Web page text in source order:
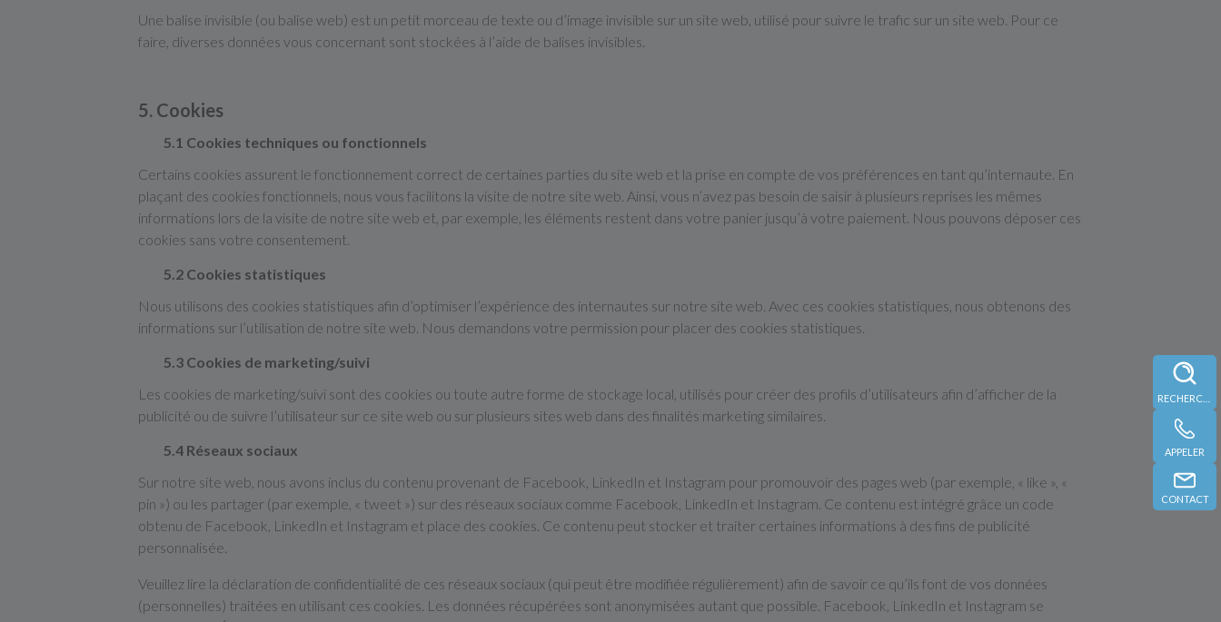
APPELER
CONTACT
Une balise invisible (ou balise web) est un petit morceau de texte ou d’image invisible sur un site web, utilisé pour suivre le trafic sur un site web. Pour ce
faire, diverses données vous concernant sont stockées à l’aide de balises invisibles.
5. Cookies
5.1 Cookies techniques ou fonctionnels
Certains cookies assurent le fonctionnement correct de certaines parties du site web et la prise en compte de vos préférences en tant qu’internaute. En
plaçant des cookies fonctionnels, nous vous facilitons la visite de notre site web. Ainsi, vous n’avez pas besoin de saisir à plusieurs reprises les mêmes
informations lors de la visite de notre site web et, par exemple, les éléments restent dans votre panier jusqu’à votre paiement. Nous pouvons déposer ces
cookies sans votre consentement.
5.2 Cookies statistiques
Nous utilisons des cookies statistiques afin d’optimiser l’expérience des internautes sur notre site web. Avec ces cookies statistiques, nous obtenons des
informations sur l’utilisation de notre site web. Nous demandons votre permission pour placer des cookies statistiques.
5.3 Cookies de marketing/suivi
Les cookies de marketing/suivi sont des cookies ou toute autre forme de stockage local, utilisés pour créer des profils d’utilisateurs afin d’afficher de la
publicité ou de suivre l’utilisateur sur ce site web ou sur plusieurs sites web dans des finalités marketing similaires.
5.4 Réseaux sociaux
Sur notre site web, nous avons inclus du contenu provenant de Facebook, LinkedIn et Instagram pour promouvoir des pages web (par exemple, « like », «
pin ») ou les partager (par exemple, « tweet ») sur des réseaux sociaux comme Facebook, LinkedIn et Instagram. Ce contenu est intégré grâce un code
obtenu de Facebook, LinkedIn et Instagram et place des cookies. Ce contenu peut stocker et traiter certaines informations à des fins de publicité
personnalisée.
Veuillez lire la déclaration de confidentialité de ces réseaux sociaux (qui peut être modifiée régulièrement) afin de savoir ce qu’ils font de vos données
(personnelles) traitées en utilisant ces cookies. Les données récupérées sont anonymisées autant que possible. Facebook, LinkedIn et Instagram se